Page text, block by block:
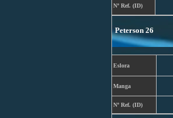
Nº Ref. (ID)
Peterson 26
Eslora
Manga
Nº Ref. (ID)